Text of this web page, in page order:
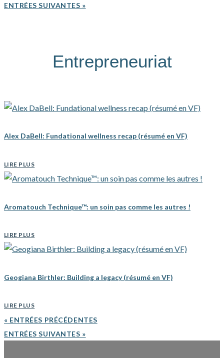
ENTRÉES SUIVANTES »
Entrepreneuriat
Alex DaBell: Fundational wellness recap (résumé en VF)
LIRE PLUS
Aromatouch Technique™: un soin pas comme les autres !
LIRE PLUS
Geogiana Birthler: Building a legacy (résumé en VF)
LIRE PLUS
« ENTRÉES PRÉCÉDENTES
ENTRÉES SUIVANTES »